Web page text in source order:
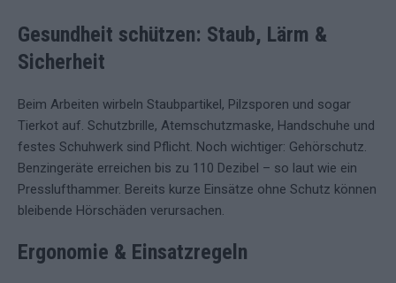
Gesundheit schützen: Staub, Lärm &
Sicherheit
Beim Arbeiten wirbeln Staubpartikel, Pilzsporen und sogar
Tierkot auf. Schutzbrille, Atemschutzmaske, Handschuhe und
festes Schuhwerk sind Pflicht. Noch wichtiger: Gehörschutz.
Benzingeräte erreichen bis zu 110 Dezibel – so laut wie ein
Presslufthammer. Bereits kurze Einsätze ohne Schutz können
bleibende Hörschäden verursachen.
Ergonomie & Einsatzregeln